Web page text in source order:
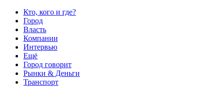
Кто, кого и где?
Город
Власть
Компании
Интервью
Ещё
Город говорит
Рынки & Деньги
Транспорт